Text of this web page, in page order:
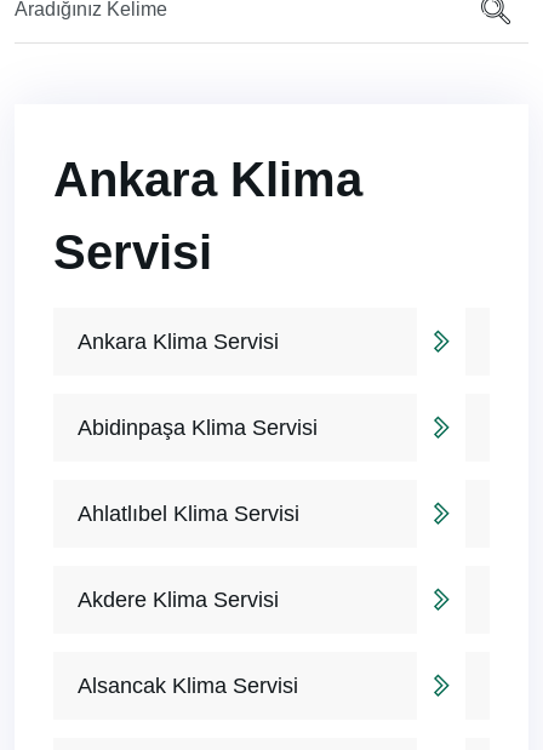
Ankara Klima
Servisi
Ankara Klima Servisi
Abidinpaşa Klima Servisi
Ahlatlıbel Klima Servisi
Akdere Klima Servisi
Alsancak Klima Servisi